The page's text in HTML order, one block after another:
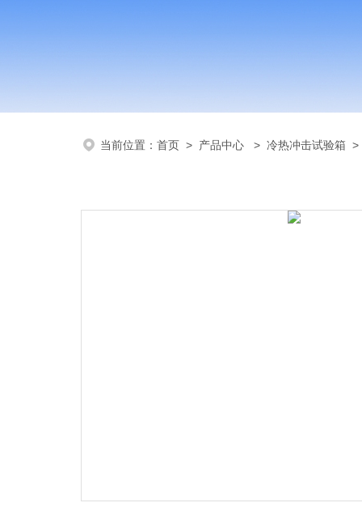
当前位置： 首页 > 产品中心 > 冷热冲击试验箱